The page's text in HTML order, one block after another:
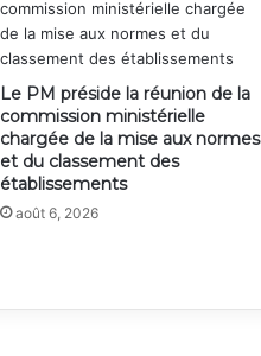
Le PM préside la réunion de la
commission ministérielle
chargée de la mise aux normes
et du classement des
établissements
août 6, 2026